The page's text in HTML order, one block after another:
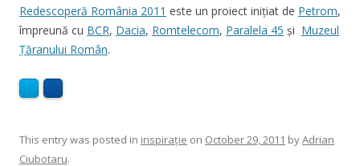
Redescoperă România 2011 este un proiect inițiat de Petrom,
împreună cu BCR, Dacia, Romtelecom, Paralela 45 și Muzeul
Țăranului Român.
This entry was posted in inspirație on October 29, 2011 byAdrian
Ciubotaru.